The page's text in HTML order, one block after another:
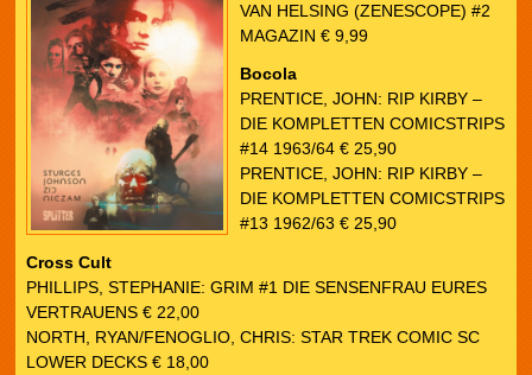
VAN HELSING (ZENESCOPE) #2
MAGAZIN € 9,99
Bocola
PRENTICE, JOHN: RIP KIRBY –
DIE KOMPLETTEN COMICSTRIPS
#14 1963/64 € 25,90
PRENTICE, JOHN: RIP KIRBY –
DIE KOMPLETTEN COMICSTRIPS
#13 1962/63 € 25,90
Cross Cult
PHILLIPS, STEPHANIE: GRIM #1 DIE SENSENFRAU EURES
VERTRAUENS € 22,00
NORTH, RYAN/FENOGLIO, CHRIS: STAR TREK COMIC SC
LOWER DECKS € 18,00